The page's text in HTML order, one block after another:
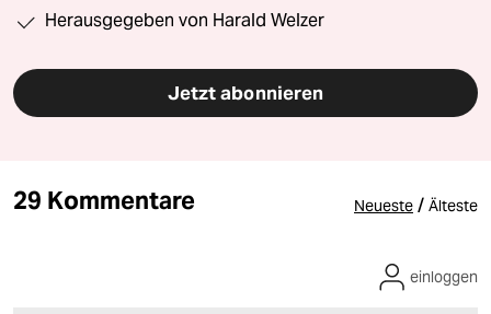
Herausgegeben von Harald Welzer
Jetzt abonnieren
29 Kommentare Neueste / Älteste
einloggen